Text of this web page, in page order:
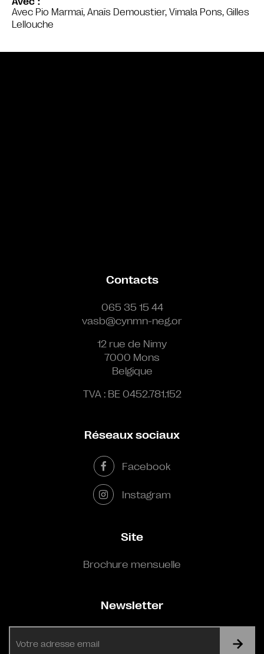
Avec Pio Marmaï, Anaïs Demoustier, Vimala Pons, Gilles
Lellouche
Contacts
065 35 15 44
vasb@cynmn-neg.or
12 rue de Nimy
7000 Mons
Belgique
TVA : BE 0452.781.152
Réseaux sociaux
Facebook
Instagram
Site
Brochure mensuelle
Newsletter